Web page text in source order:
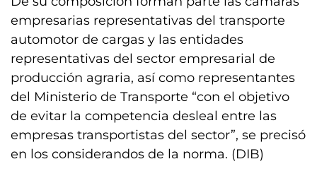
empresarias representativas del transporte
automotor de cargas y las entidades
representativas del sector empresarial de
producción agraria, así como representantes
del Ministerio de Transporte “con el objetivo
de evitar la competencia desleal entre las
empresas transportistas del sector”, se precisó
en los considerandos de la norma. (DIB)